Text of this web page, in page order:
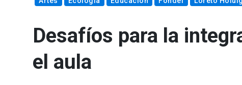
Desafíos para la
el aula